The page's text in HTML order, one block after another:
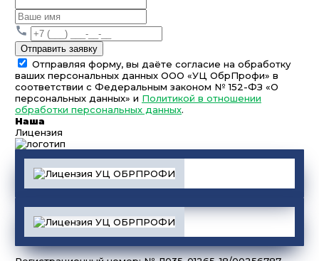
Отправить заявку
Отправляя форму, вы даёте согласие на обработку
ваших персональных данных ООО «УЦ ОбрПрофи» в
соответствии с Федеральным законом № 152-ФЗ «О
персональных данных» и Политикой в отношении
обработки персональных данных.
Наша
Лицензия